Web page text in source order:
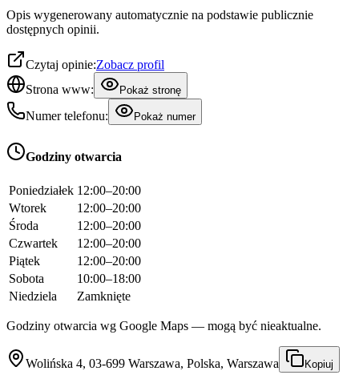
Opis wygenerowany automatycznie na podstawie publicznie
dostępnych opinii.
Czytaj opinie:Zobacz profil
Strona www:
Pokaż stronę
Numer telefonu: Pokaż numer
Godziny otwarcia
Poniedziałek 12:00–20:00
Wtorek
12:00–20:00
Środa
12:00–20:00
Czwartek
12:00–20:00
Piątek
12:00–20:00
Sobota
10:00–18:00
Niedziela
Zamknięte
Godziny otwarcia wg Google Maps — mogą być nieaktualne.
Wolińska 4, 03-699 Warszawa, Polska, Warszawa Kopiuj